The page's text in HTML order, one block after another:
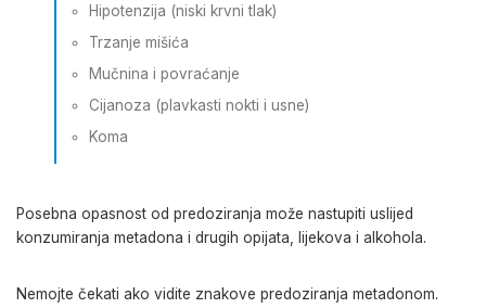
Hipotenzija (niski krvni tlak)
Trzanje mišića
Mučnina i povraćanje
Cijanoza (plavkasti nokti i usne)
Koma
Posebna opasnost od predoziranja može nastupiti uslijed
konzumiranja metadona i drugih opijata, lijekova i alkohola.
Nemojte čekati ako vidite znakove predoziranja metadonom.